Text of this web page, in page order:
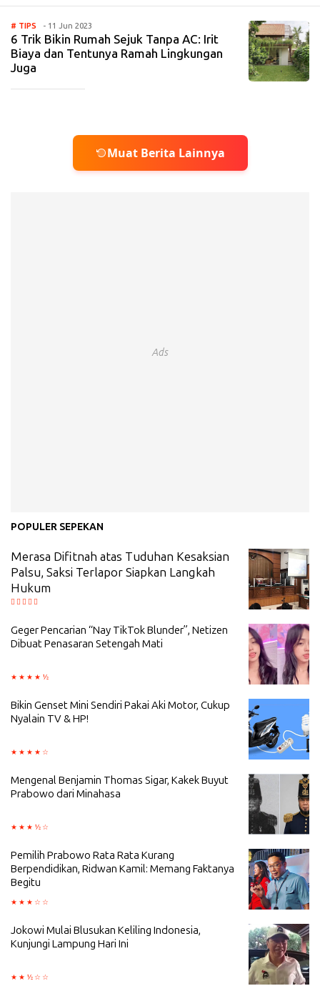
# TIPS - 11 Jun 2023
6 Trik Bikin Rumah Sejuk Tanpa AC: Irit
Biaya dan Tentunya Ramah Lingkungan
Juga
Muat Berita Lainnya
Ads
POPULER SEPEKAN
Merasa Difitnah atas Tuduhan Kesaksian
Palsu, Saksi Terlapor Siapkan Langkah
Hukum
Geger Pencarian “Nay TikTok Blunder”, Netizen
Dibuat Penasaran Setengah Mati
Bikin Genset Mini Sendiri Pakai Aki Motor, Cukup
Nyalain TV & HP!
Mengenal Benjamin Thomas Sigar, Kakek Buyut
Prabowo dari Minahasa
Pemilih Prabowo Rata Rata Kurang
Berpendidikan, Ridwan Kamil: Memang Faktanya
Begitu
Jokowi Mulai Blusukan Keliling Indonesia,
Kunjungi Lampung Hari Ini